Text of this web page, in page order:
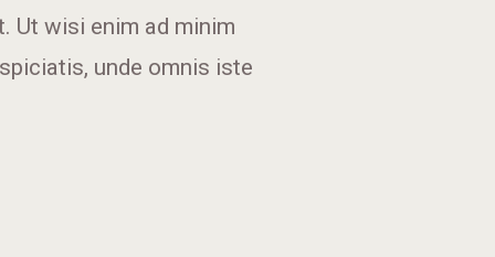
Ut wisi enim ad minim
unde omnis iste